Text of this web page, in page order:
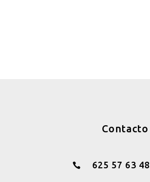
Contacto
 625 57 63 48